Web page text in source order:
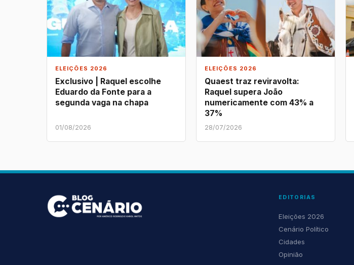
ELEIÇÕES 2026
Exclusivo | Raquel escolhe
Eduardo da Fonte para a
segunda vaga na chapa
01/08/2026
ELEIÇÕES 2026
Quaest traz reviravolta:
Raquel supera João
numericamente com 43% a
37%
28/07/2026
EDITORIAS
Eleições 2026
Cenário Político
Cidades
Opinião